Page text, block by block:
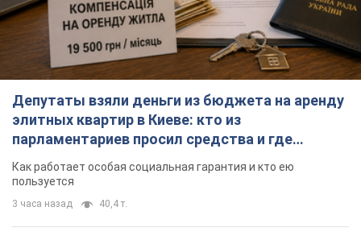
Депутаты взяли деньги из бюджета на аренду
элитных квартир в Киеве: кто из
парламентариев просил средства и где
поселился
Как работает особая социальная гарантия и кто ею
пользуется
3 часа назад 40,4 т.